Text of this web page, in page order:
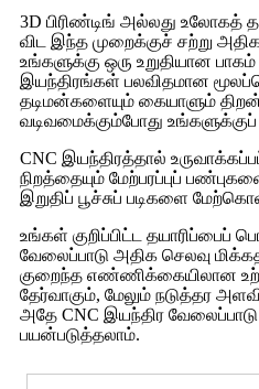
3D பிரிண்டிங் அல்லது உலோகத்
விட இந்த முறைக்குச் சற்று
உங்களுக்கு ஒரு உறுதியான
இயந்திரங்கள் பலவிதமான
தடிமன்களையும் கையாளும்
வடிவமைக்கும்போது
CNC இயந்திரத்தால்
நிறத்தையும் மேற்பரப்புப்
இறுதிப் பூச்சுப் படிகளை
உங்கள் குறிப்பிட்ட தயாரிப்பைப்
வேலைப்பாடு அதிக செலவு
குறைந்த எண்ணிக்கையிலான
தேர்வாகும், மேலும் நடுத்தர
அதே CNC இயந்திர
பயன்படுத்தலாம்.